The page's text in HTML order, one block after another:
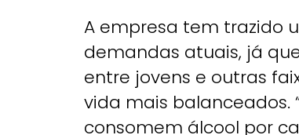
A empresa tem trazido
demandas atuais, já
entre jovens e outras
vida mais balanceados.
consomem álcool por